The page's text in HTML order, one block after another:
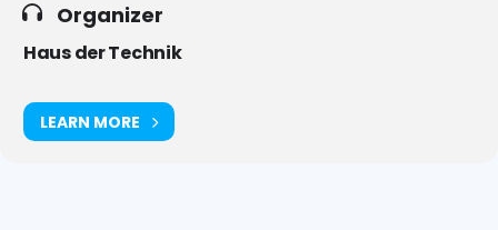
Organizer
Haus der Technik
LEARN MORE